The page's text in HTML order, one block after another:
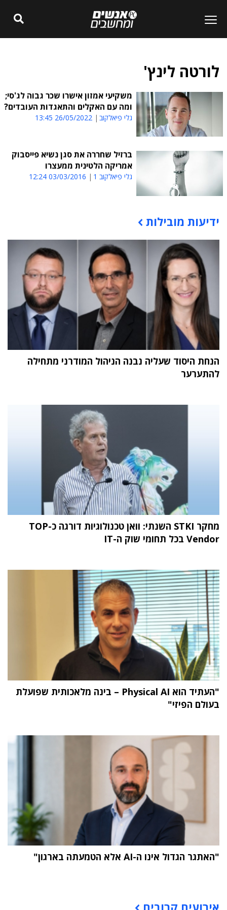
לורטה לינץ'
משקיעי אמזון אישרו שכר גבוה לג'סי;
ומה עם האקלים והתאגדות העובדים?
גלי פיאלקוב 26/05/2022 13:45
ברזיל שחררה את סגן נשיא פייסבוק
אמריקה הלטינית ממעצרו
גלי פיאלקוב 1 03/03/2016 12:24
תוכן פרסומי
ידיעות מובילות
הנחת היסוד שעליה נבנה הניהול המודרני מתחילה
להתערער
מחקר STKI השנתי: וואן טכנולוגיות דורגה כ-TOP
Vendor בכל תחומי שוק ה-IT
"העתיד הוא Physical AI – בינה מלאכותית שפועלת
בעולם הפיזי"
"האתגר הגדול אינו ה-AI אלא הטמעתה בארגון"
אירועים קרובים